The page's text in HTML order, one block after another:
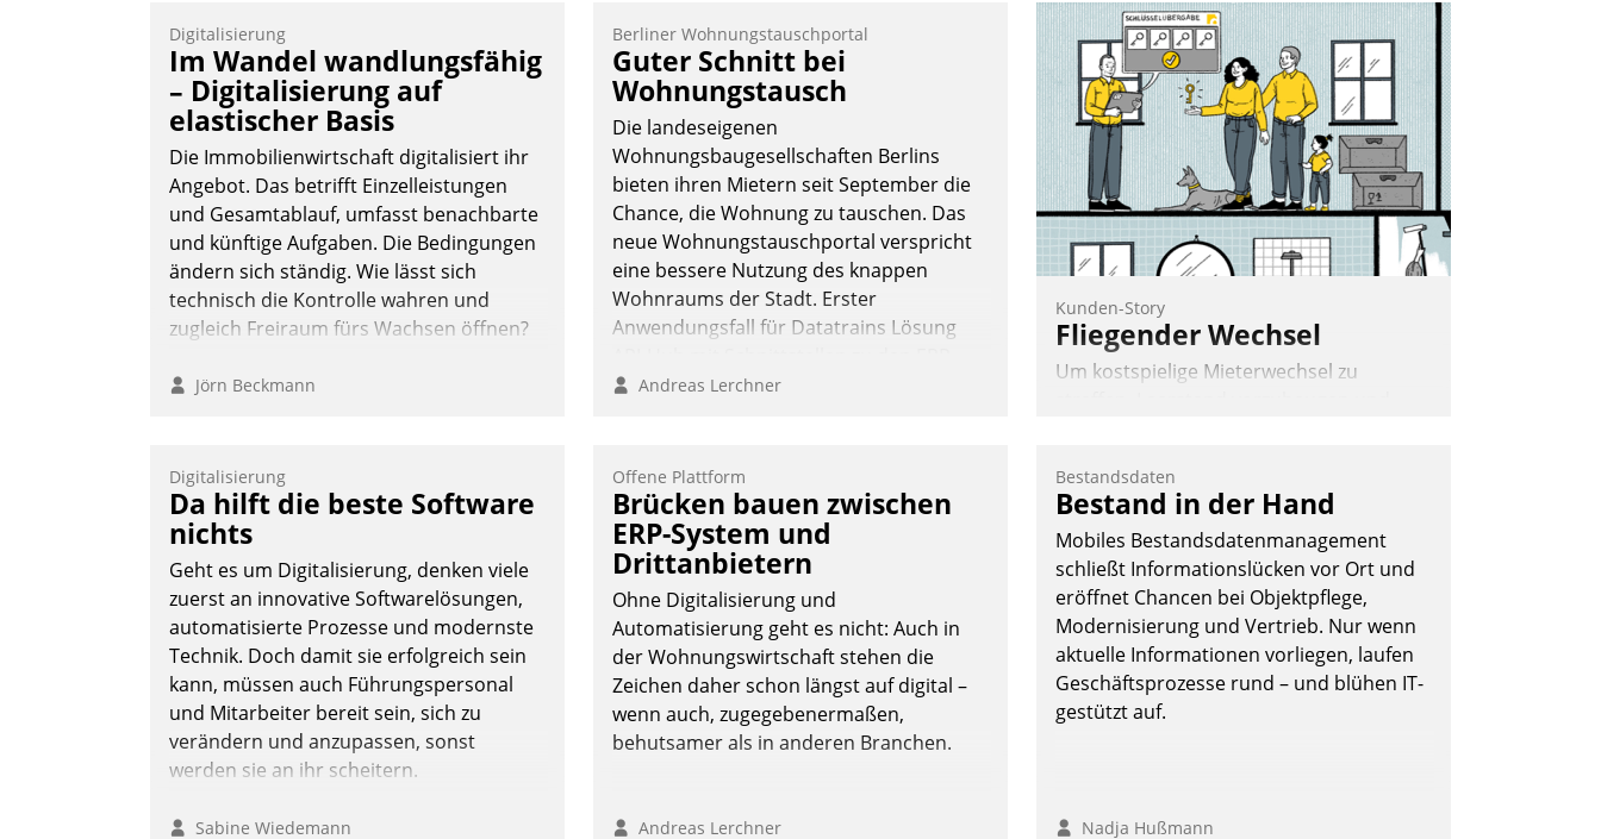
Kapitalanlage für künftige Aufgaben und
Herausforderungen gerüstet.
Nadja Hußmann
Mitarbeiter von Datatrain. Die meravis
Wohnungsbau- und Immobilien GmbH
hat sich dabei für den Betrieb der Lösung
über die SAP Cloud Platform entschieden
- als erstes Unternehmen am
Wohnungsmarkt.
Andreas Lerchner
Beratungs- und
Softwareentwicklungshaus Datatrain.
Andreas Lerchner
Digitalisierung
Im Wandel wandlungsfähig
– Digitalisierung auf
elastischer Basis
Die Immobilienwirtschaft digitalisiert ihr
Angebot. Das betrifft Einzelleistungen
und Gesamtablauf, umfasst benachbarte
und künftige Aufgaben. Die Bedingungen
ändern sich ständig. Wie lässt sich
technisch die Kontrolle wahren und
zugleich Freiraum fürs Wachsen öffnen?
Jörn Beckmann
Berliner Wohnungstauschportal
Guter Schnitt bei
Wohnungstausch
Die landeseigenen
Wohnungsbaugesellschaften Berlins
bieten ihren Mietern seit September die
Chance, die Wohnung zu tauschen. Das
neue Wohnungstauschportal verspricht
eine bessere Nutzung des knappen
Wohnraums der Stadt. Erster
Anwendungsfall für Datatrains Lösung
Systemen der Unternehmen.
Andreas Lerchner
Kunden-Story
Fliegender Wechsel
Um kostspielige Mieterwechsel zu
seit Jahresbeginn eine Überblick, Einsicht
und Eingriff bietende Lösung. Zur
Entwicklung setzte man auf
Cloudtechnologie, bewährte und Startup-
Partner sowie erstmals agile
Projektmethoden.
Nadja Hußmann
Digitalisierung
Da hilft die beste Software
nichts
Geht es um Digitalisierung, denken viele
zuerst an innovative Softwarelösungen,
automatisierte Prozesse und modernste
Technik. Doch damit sie erfolgreich sein
kann, müssen auch Führungspersonal
und Mitarbeiter bereit sein, sich zu
verändern und anzupassen, sonst
werden sie an ihr scheitern.
Sabine Wiedemann
Offene Plattform
Brücken bauen zwischen
ERP-System und
Drittanbietern
Ohne Digitalisierung und
Automatisierung geht es nicht: Auch in
der Wohnungswirtschaft stehen die
Zeichen daher schon längst auf digital –
wenn auch, zugegebenermaßen,
behutsamer als in anderen Branchen.
Andreas Lerchner
Bestandsdaten
Bestand in der Hand
Mobiles Bestandsdatenmanagement
schließt Informationslücken vor Ort und
eröffnet Chancen bei Objektpflege,
Modernisierung und Vertrieb. Nur wenn
aktuelle Informationen vorliegen, laufen
Geschäftsprozesse rund – und blühen IT-
gestützt auf.
Nadja Hußmann